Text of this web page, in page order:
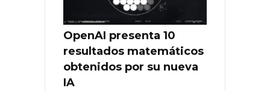
OpenAI presenta 10
resultados matemáticos
obtenidos por su nueva
IA